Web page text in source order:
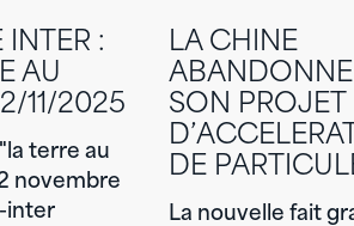
INTER :
AU
11/2025
terre au
novembre
inter
LA CHINE
ABANDONNE
SON PROJET
DE
La nouvelle fait